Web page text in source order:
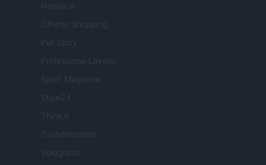
Notizie.it
Offerte Shopping
Pet Story
Professione Lavoro
Sport Magazine
Style24
Think.it
Tuobenessere
Viaggiamo